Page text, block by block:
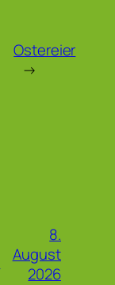
Ostereier
→
8.
August
2026